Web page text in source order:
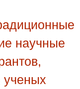
научные
ученых